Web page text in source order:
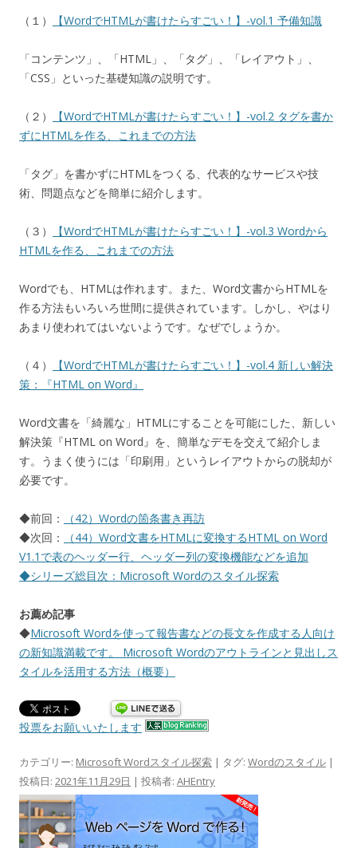
（１） 【WordでHTMLが書けたらすごい！】-vol.1 予備知識
「コンテンツ」、「HTML」、「タグ」、「レイアウト」、
「CSS」といった基礎知識の説明です。
（２）
【WordでHTMLが書けたらすごい！】-vol.2 タグを書か
ずにHTMLを作る、これまでの方法
「タグ」を書かずにHTMLをつくる、代表的なサービスや技
術、問題点などを簡単に紹介します。
（３）
【WordでHTMLが書けたらすごい！】-vol.3 Wordから
HTMLを作る、これまでの方法
Wordでも、HTMLは作れます。また、Word文書からHTMLを
作る方法もいろいろ世間に提供されています。しかし、やはり
あまり使われてはいないようです。なぜでしょうか。
（４）
【WordでHTMLが書けたらすごい！】-vol.4 新しい解決
策：『HTML on Word』
Word文書を「綺麗な」HTMLにすることを可能にした、新しい
解決策『HTML on Word』を、簡単なデモを交えて紹介しま
す。うまく使うには「印刷用」というレイアウトからの脱却が
必要です。
◆前回：
（42）Wordの箇条書き再訪
◆次回：
（44）Word文書をHTMLに変換するHTML on Word
V1.1で表のヘッダー行、ヘッダー列の変換機能などを追加
◆シリーズ総目次： Microsoft Wordのスタイル探索
お薦め記事
◆Microsoft Wordを使って報告書などの長文を作成する人向け
の新知識満載です。 Microsoft Wordのアウトラインと見出しス
タイルを活用する方法（概要）
投票をお願いいたします
カテゴリー: Microsoft Wordスタイル探索 | タグ: Wordのスタイル |
投稿日: 2021年11月29日 | 投稿者: AHEntry